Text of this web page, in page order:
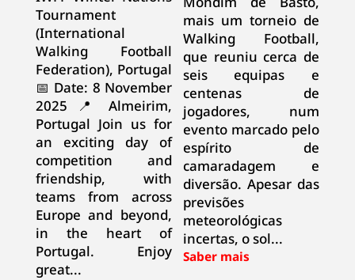
Tournament
(International
Walking Football
Federation), Portugal
📅 Date: 8 November
2025 📍 Almeirim,
Portugal Join us for
an exciting day of
competition and
friendship, with
teams from across
Europe and beyond,
in the heart of
Portugal. Enjoy
great...
mais um torneio de
Walking Football,
que reuniu cerca de
seis equipas e
centenas de
jogadores, num
evento marcado pelo
espírito de
camaradagem e
diversão. Apesar das
previsões
meteorológicas
incertas, o sol...